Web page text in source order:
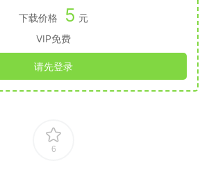
下载价格 5 元
VIP免费
请先登录
6